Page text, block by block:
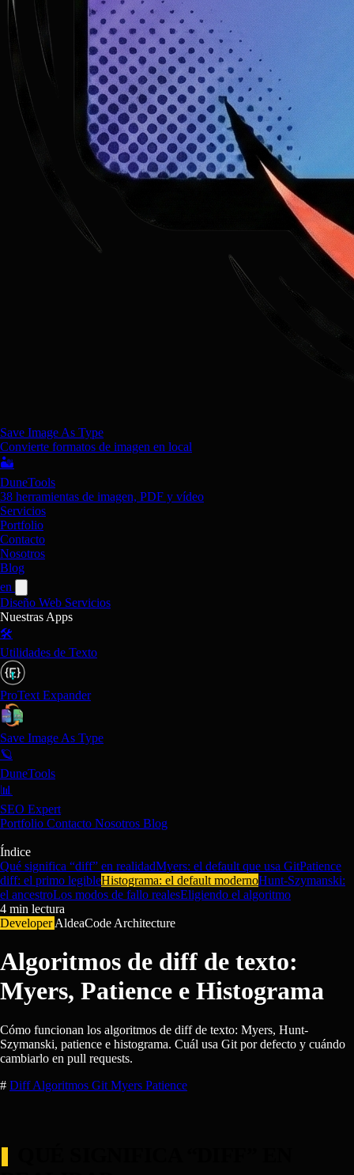
Save Image As Type
Convierte formatos de imagen en local
🏜️
DuneTools
38 herramientas de imagen, PDF y vídeo
Servicios
Portfolio
Contacto
Nosotros
Blog
en
Diseño Web Servicios
Nuestras Apps
🛠️
Utilidades de Texto
ProText Expander
Save Image As Type
🪐
DuneTools
📊
SEO Expert
Portfolio Contacto Nosotros Blog
Índice
Qué significa “diff” en realidadMyers: el default que usa GitPatience
diff: el primo legibleHistograma: el default modernoHunt-Szymanski:
el ancestroLos modos de fallo realesEligiendo el algoritmo
4 min lectura
DeveloperAldeaCode Architecture
Algoritmos de diff de texto:
Myers, Patience e Histograma
Cómo funcionan los algoritmos de diff de texto: Myers, Hunt-
Szymanski, patience e histograma. Cuál usa Git por defecto y cuándo
cambiarlo en pull requests.
# DiffAlgoritmos Git Myers Patience